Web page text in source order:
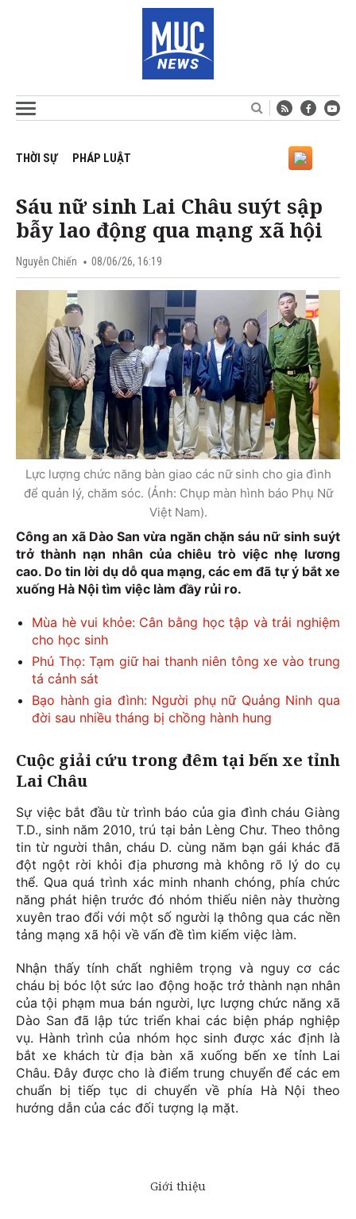
THỜI SỰ PHÁP LUẬT
Sáu nữ sinh Lai Châu suýt sập
bẫy lao động qua mạng xã hội
Nguyễn Chiến 08/06/26, 16:19
Lực lượng chức năng bàn giao các nữ sinh cho gia đình
để quản lý, chăm sóc. (Ảnh: Chụp màn hình báo Phụ Nữ
Việt Nam).
Công an xã Dào San vừa ngăn chặn sáu nữ sinh suýt
trở thành nạn nhân của chiêu trò việc nhẹ lương
cao. Do tin lời dụ dỗ qua mạng, các em đã tự ý bắt xe
xuống Hà Nội tìm việc làm đầy rủi ro.
Mùa hè vui khỏe: Cân bằng học tập và trải nghiệm
cho học sinh
Phú Thọ: Tạm giữ hai thanh niên tông xe vào trung
tá cảnh sát
Bạo hành gia đình: Người phụ nữ Quảng Ninh qua
đời sau nhiều tháng bị chồng hành hung
Cuộc giải cứu trong đêm tại bến xe tỉnh
Lai Châu
Sự việc bắt đầu từ trình báo của gia đình cháu Giàng
T.D., sinh năm 2010, trú tại bản Lèng Chư. Theo thông
tin từ người thân, cháu D. cùng năm bạn gái khác đã
đột ngột rời khỏi địa phương mà không rõ lý do cụ
thể. Qua quá trình xác minh nhanh chóng, phía chức
năng phát hiện trước đó nhóm thiếu niên này thường
xuyên trao đổi với một số người lạ thông qua các nền
tảng mạng xã hội về vấn đề tìm kiếm việc làm.
Nhận thấy tính chất nghiêm trọng và nguy cơ các
cháu bị bóc lột sức lao động hoặc trở thành nạn nhân
của tội phạm mua bán người, lực lượng chức năng xã
Dào San đã lập tức triển khai các biện pháp nghiệp
vụ. Hành trình của nhóm học sinh được xác định là
bắt xe khách từ địa bàn xã xuống bến xe tỉnh Lai
Châu. Đây được cho là điểm trung chuyển để các em
chuẩn bị tiếp tục di chuyển về phía Hà Nội theo
hướng dẫn của các đối tượng lạ mặt.